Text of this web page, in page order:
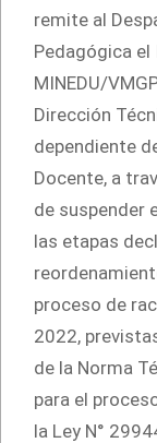
remite al
Pedagógica
MINEDU/
Dirección
dependiente
Docente, a
de suspender
las etapas
proceso de
2022,
de la Norma
para el
la Ley N°